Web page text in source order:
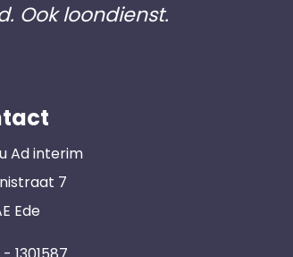
Ook loondienst.
Ad interim
7
Ede